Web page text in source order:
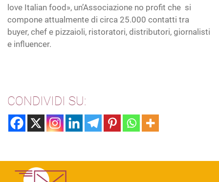
love Italian food», un’Associazione no profit che si
compone attualmente di circa 25.000 contatti tra
buyer, chef e pizzaioli, ristoratori, distributori, giornalisti
e influencer.
CONDIVIDI SU: